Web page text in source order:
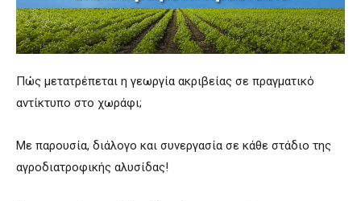
Πώς μετατρέπεται η γεωργία ακριβείας σε πραγματικό
αντίκτυπο στο χωράφι;
Με παρουσία, διάλογο και συνεργασία σε κάθε στάδιο της
αγροδιατροφικής αλυσίδας!